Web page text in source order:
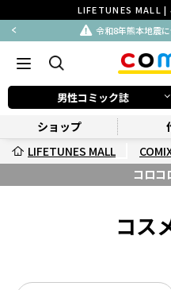
LIFETUNES MALL |
令和8年熊本地震
男性コミック誌
ショップ
LIFETUNES MALL
コロコ
コス